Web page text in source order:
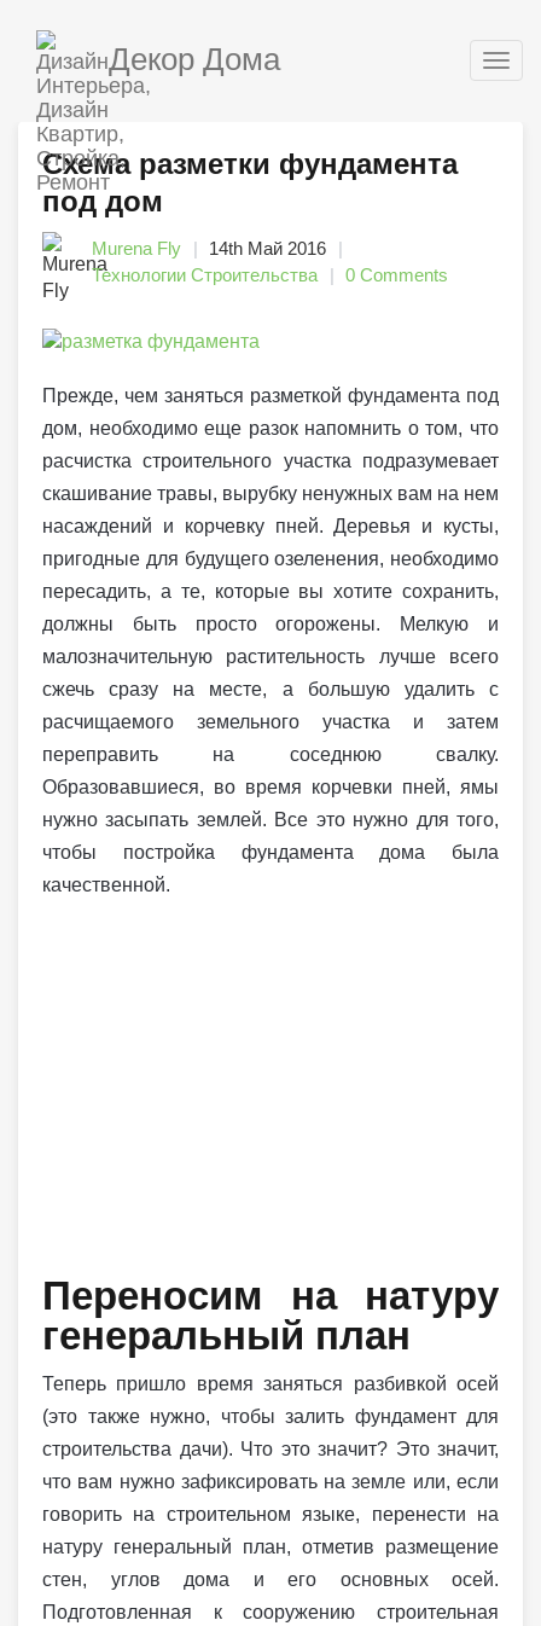
Декор Дома
Схема разметки фундамента
под дом
Murena Fly
14th Май 2016
Технологии Строительства
0 Comments
Прежде, чем заняться разметкой фундамента под
дом, необходимо еще разок напомнить о том, что
расчистка строительного участка подразумевает
скашивание травы, вырубку ненужных вам на нем
насаждений и корчевку пней. Деревья и кусты,
пригодные для будущего озеленения, необходимо
пересадить, а те, которые вы хотите сохранить,
должны быть просто огорожены. Мелкую и
малозначительную растительность лучше всего
сжечь сразу на месте, а большую удалить с
расчищаемого земельного участка и затем
переправить на соседнюю свалку.
Образовавшиеся, во время корчевки пней, ямы
нужно засыпать землей. Все это нужно для того,
чтобы постройка фундамента дома была
качественной.
Переносим на натуру
генеральный план
Теперь пришло время заняться разбивкой осей
(это также нужно, чтобы залить фундамент для
строительства дачи). Что это значит? Это значит,
что вам нужно зафиксировать на земле или, если
говорить на строительном языке, перенести на
натуру генеральный план, отметив размещение
стен, углов дома и его основных осей.
Подготовленная к сооружению строительная